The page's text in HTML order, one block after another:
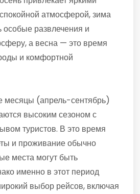
атмосферой, зима
развлечения и
а весна — это время
и комфортной
месяцы (апрель-сентябрь)
высоким сезоном с
туристов. В это время
и проживание обычно
места могут быть
именно в этот период
выбор рейсов, включая